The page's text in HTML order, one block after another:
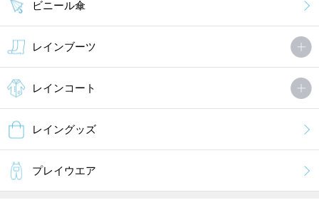
ビニール傘
レインブーツ
レインコート
レイングッズ
プレイウエア